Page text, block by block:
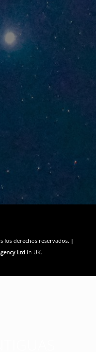
los derechos reservados. |
Ltd in UK.